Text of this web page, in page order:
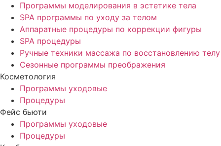
Программы моделирования в эстетике тела
SPA программы по уходу за телом
Аппаратные процедуры по коррекции фигуры
SPA процедуры
Ручные техники массажа по восстановлению телу
Сезонные программы преображения
Косметология
Программы уходовые
Процедуры
Фейс бьюти
Программы уходовые
Процедуры